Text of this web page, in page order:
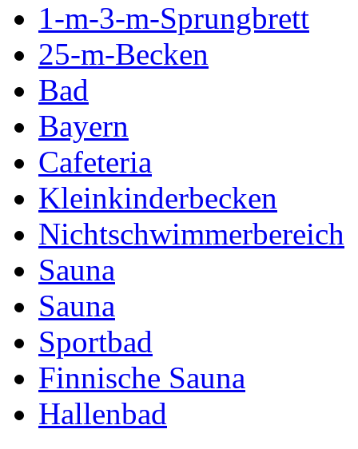
1-m-3-m-Sprungbrett
25-m-Becken
Bad
Bayern
Cafeteria
Kleinkinderbecken
Nichtschwimmerbereich
Sauna
Sauna
Sportbad
Finnische Sauna
Hallenbad